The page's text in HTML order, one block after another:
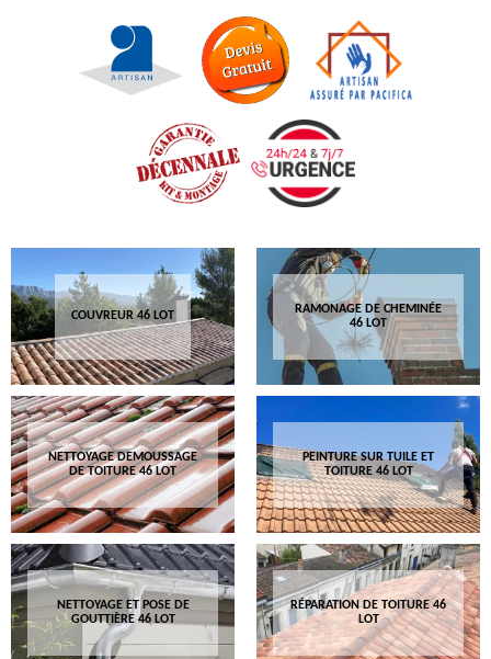
COUVREUR 46 LOT
RAMONAGE DE CHEMINÉE
46 LOT
NETTOYAGE DEMOUSSAGE
DE TOITURE 46 LOT
PEINTURE SUR TUILE ET
TOITURE 46 LOT
NETTOYAGE ET POSE DE
GOUTTIÈRE 46 LOT
RÉPARATION DE TOITURE 46
LOT